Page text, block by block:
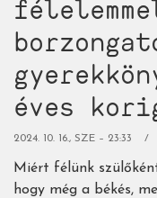
éves
2024. 10. 16., SZE – 23:33
Miért félünk
hogy még a békés,